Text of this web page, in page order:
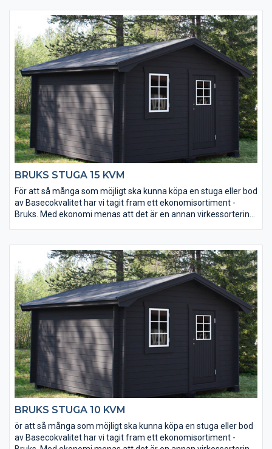
hög nog för ett loft, så att du trots en mindre golvyta rymmer
mycket.
BRUKS STUGA 15 KVM
För att så många som möjligt ska kunna köpa en stuga eller bod
av Basecokvalitet har vi tagit fram ett ekonomisortiment -
Bruks. Med ekonomi menas att det är en annan virkessortering.
under lågsäsong och läggs på lager. Alla tillverkas i samma
modell och det finns inga möjligheter till ändringar av t ex
fönsterplacering. Men du får en bra stuga direkt från
lagerhyllan till ett mycket bra pris.
BRUKS STUGA 10 KVM
ör att så många som möjligt ska kunna köpa en stuga eller bod
av Basecokvalitet har vi tagit fram ett ekonomisortiment -